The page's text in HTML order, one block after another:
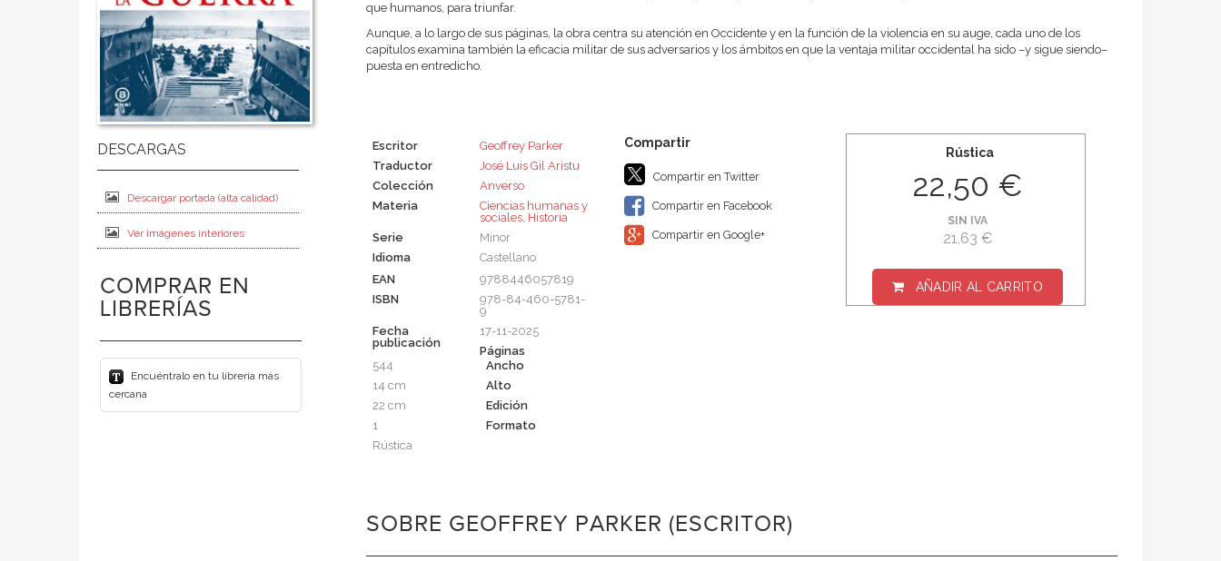
Descargar portada (alta calidad)
Ver imágenes interiores
COMPRAR EN
LIBRERÍAS
Encuéntralo en tu librería más
cercana
que humanos, para triunfar.
Aunque, a lo largo de sus páginas, la obra centra su atención en Occidente y en la función de la violencia en su auge, cada uno de los
capítulos examina también la eficacia militar de sus adversarios y los ámbitos en que la ventaja militar occidental ha sido –y sigue siendo–
puesta en entredicho.
Escritor
Geoffrey Parker
Traductor
José Luis Gil Aristu
Colección
Anverso
Materia
Ciencias humanas y
sociales, Historia
Serie
Minor
Idioma
Castellano
EAN
9788446057819
ISBN
978-84-460-5781-
9
Fecha
publicación
17-11-2025
Páginas
544
Ancho
14 cm
Alto
22 cm
Edición
1
Formato
Rústica
Compartir en Twitter
Compartir en Facebook
Compartir en Google+
Rústica
22,50 €
SIN IVA
21,63 €
AÑADIR AL CARRITO
SOBRE GEOFFREY PARKER (ESCRITOR)